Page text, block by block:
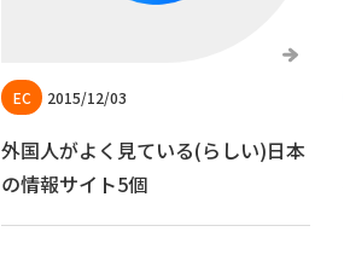
2015/12/03
外国人がよく見ている(らしい)日本
の情報サイト5個